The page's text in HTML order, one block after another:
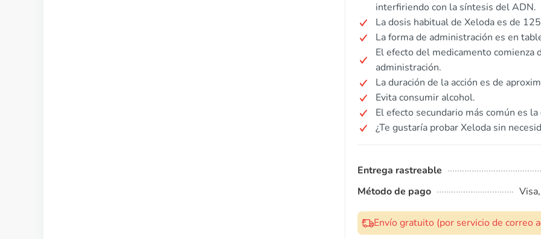
interfiriendo con la síntesis del ADN.
La dosis habitual de Xeloda es de
La forma de administración es en
El efecto del medicamento
administración.
La duración de la acción es de
Evita consumir alcohol.
El efecto secundario más común es la
¿Te gustaría probar Xeloda sin
Entrega rastreable
Método de pago
Envío gratuito (por servicio de correo